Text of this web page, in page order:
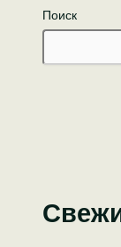
Поиск